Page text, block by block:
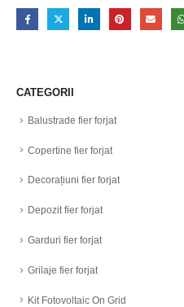
CATEGORII
Balustrade fier forjat
Copertine fier forjat
Decorațiuni fier forjat
Depozit fier forjat
Garduri fier forjat
Grilaje fier forjat
Kit Fotovoltaic On Grid